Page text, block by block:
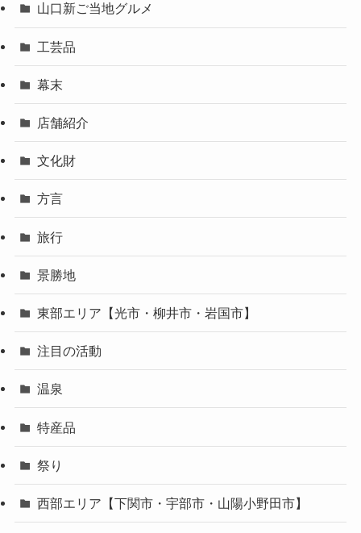
山口新ご当地グルメ
工芸品
幕末
店舗紹介
文化財
方言
旅行
景勝地
東部エリア【光市・柳井市・岩国市】
注目の活動
温泉
特産品
祭り
西部エリア【下関市・宇部市・山陽小野田市】